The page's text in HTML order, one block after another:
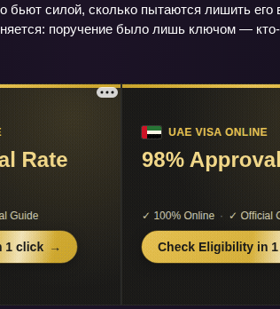
бьют силой, сколько пытаются лишить
поручение было лишь ключом —